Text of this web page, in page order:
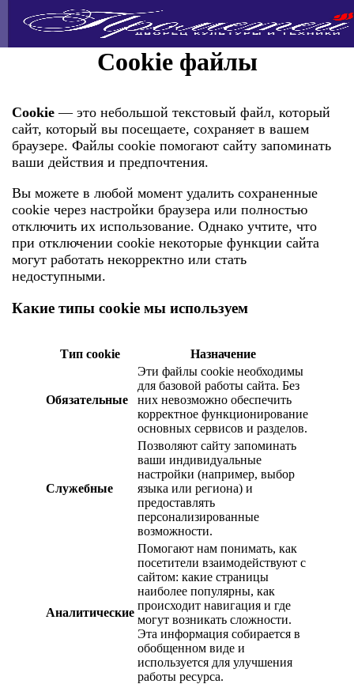
Cookie файлы
Cookie— это небольшой текстовый файл, который
сайт, который вы посещаете, сохраняет в вашем
браузере. Файлы cookie помогают сайту запоминать
ваши действия и предпочтения.
Вы можете в любой момент удалить сохраненные
cookie через настройки браузера или полностью
отключить их использование. Однако учтите, что
при отключении cookie некоторые функции сайта
могут работать некорректно или стать
недоступными.
Какие типы cookie мы используем
Тип cookie Назначение
Обязательные
Эти файлы cookie необходимы
для базовой работы сайта. Без
них невозможно обеспечить
корректное функционирование
основных сервисов и разделов.
Служебные
Позволяют сайту запоминать
ваши индивидуальные
настройки (например, выбор
языка или региона) и
предоставлять
персонализированные
возможности.
Аналитические
Помогают нам понимать, как
посетители взаимодействуют с
сайтом: какие страницы
наиболее популярны, как
происходит навигация и где
могут возникать сложности.
Эта информация собирается в
обобщенном виде и
используется для улучшения
работы ресурса.